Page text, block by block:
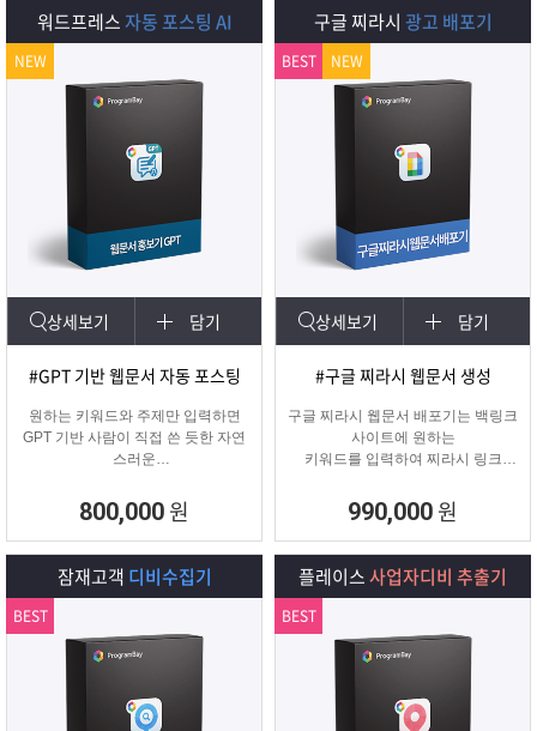
지
워드프레스자동 포스팅 AI
상세보기 담기
#GPT 기반 웹문서 자동 포스팅
원하는 키워드와 주제만 입력하면
GPT 기반 사람이 직접 쓴 듯한 자연
스러운
다.
콘텐츠 마케터, 기업들이 홍보하기에
적합한 마케팅 프로그램 입니다.
800,000 원
NEW
구글 찌라시 광고 배포기
상세보기 담기
#구글 찌라시 웹문서 생성
구글 찌라시 웹문서 배포기는 백링크
사이트에 원하는
키워드를 입력하여 찌라시 링크
키워드를 등록해주는 프로그램입니
다.
텔레그램 등 아이디 입력으로 문의건
수를 늘릴 수 있습니다.
990,000 원
BEST NEW
잠재고객 디비수집기
BEST
플레이스사업자디비 추출기
BEST